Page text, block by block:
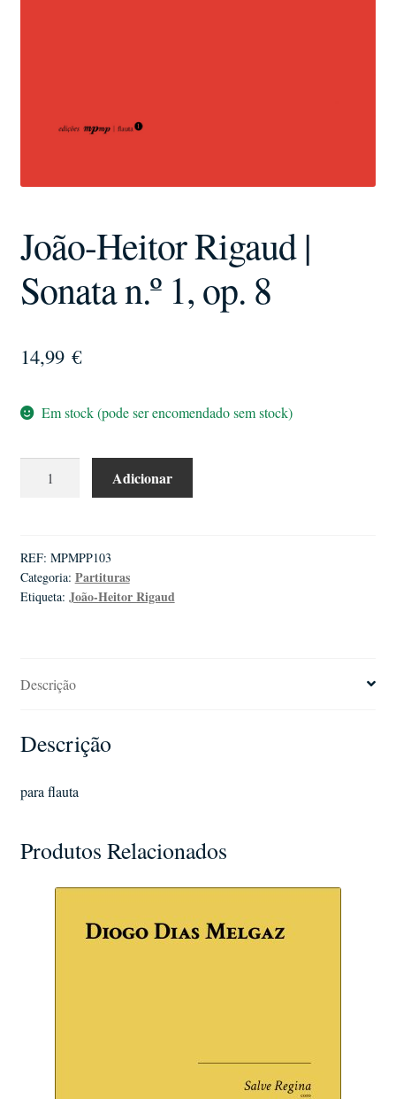
João-Heitor Rigaud |
Sonata n.º 1, op. 8
14,99 €
Em stock (pode ser encomendado sem stock)
Rigaud
|
Sonata
8
Adicionar
REF: MPMPP103
Categoria: Partituras
Etiqueta: João-Heitor Rigaud
Descrição
Descrição
para flauta
Produtos Relacionados